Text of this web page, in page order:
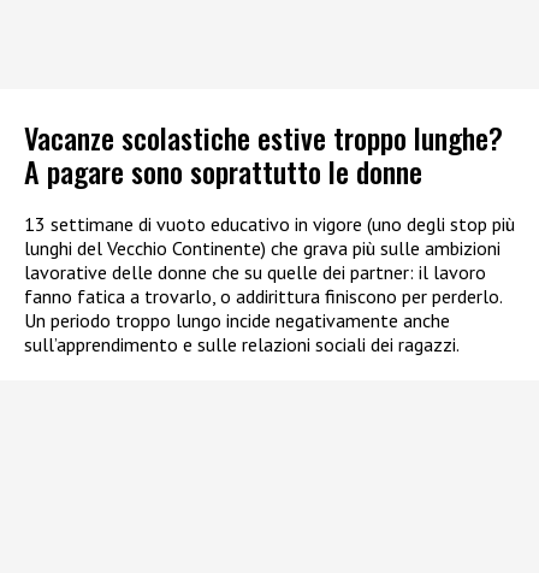
Vacanze scolastiche estive troppo lunghe?
A pagare sono soprattutto le donne
13 settimane di vuoto educativo in vigore (uno degli stop più
lunghi del Vecchio Continente) che grava più sulle ambizioni
lavorative delle donne che su quelle dei partner: il lavoro
fanno fatica a trovarlo, o addirittura finiscono per perderlo.
Un periodo troppo lungo incide negativamente anche
sull’apprendimento e sulle relazioni sociali dei ragazzi.